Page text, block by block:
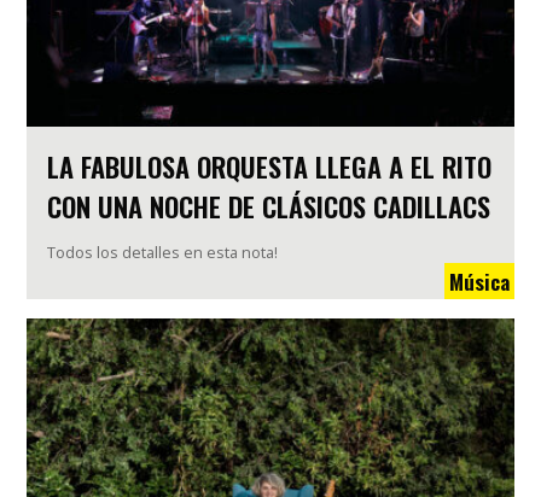
LA FABULOSA ORQUESTA LLEGA A EL RITO
CON UNA NOCHE DE CLÁSICOS CADILLACS
Todos los detalles en esta nota!
Música